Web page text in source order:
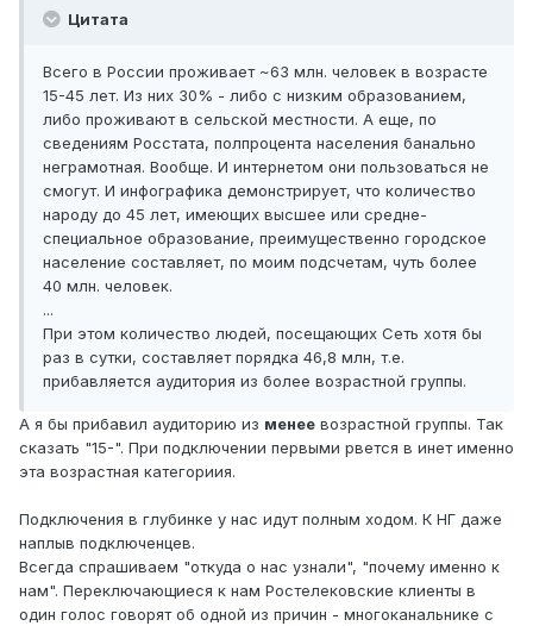
Цитата
Всего в России проживает ~63 млн. человек в возрасте
15-45 лет. Из них 30% - либо с низким образованием,
либо проживают в сельской местности. А еще, по
сведениям Росстата, полпроцента населения банально
неграмотная. Вообще. И интернетом они пользоваться не
смогут. И инфографика демонстрирует, что количество
народу до 45 лет, имеющих высшее или средне-
специальное образование, преимущественно городское
население составляет, по моим подсчетам, чуть более
40 млн. человек.
...
При этом количество людей, посещающих Сеть хотя бы
раз в сутки, составляет порядка 46,8 млн, т.е.
прибавляется аудитория из более возрастной группы.
А я бы прибавил аудиторию из менее возрастной группы. Так
сказать "15-". При подключении первыми рвется в инет именно
эта возрастная категориия.
Подключения в глубинке у нас идут полным ходом. К НГ даже
наплыв подключенцев.
Всегда спрашиваем "откуда о нас узнали", "почему именно к
нам". Переключающиеся к нам Ростелековские клиенты в
один голос говорят об одной из причин - многоканальнике с